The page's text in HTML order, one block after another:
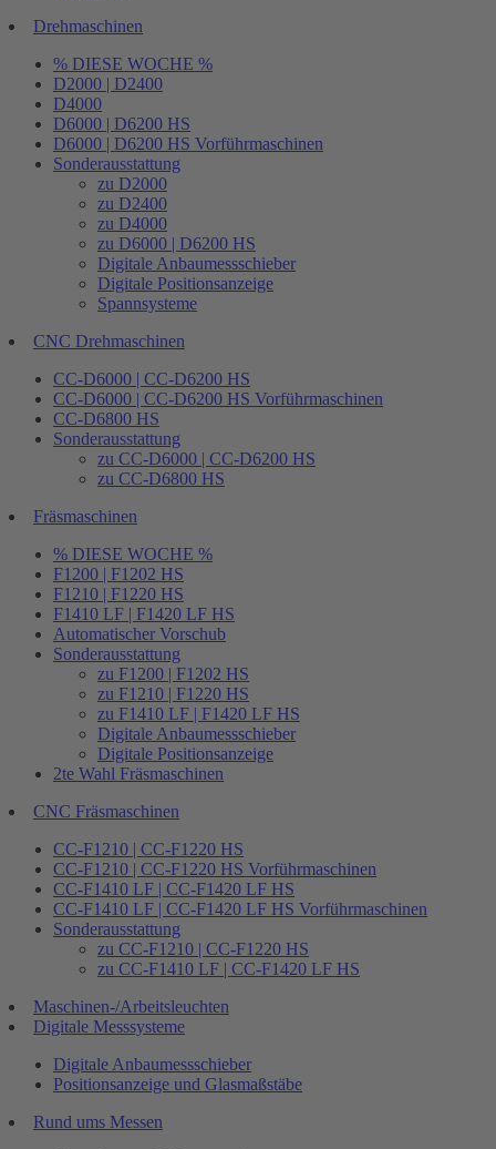
Drehmaschinen
% DIESE WOCHE %
D2000 | D2400
D4000
D6000 | D6200 HS
D6000 | D6200 HS Vorführmaschinen
Sonderausstattung
zu D2000
zu D2400
zu D4000
zu D6000 | D6200 HS
Digitale Anbaumessschieber
Digitale Positionsanzeige
Spannsysteme
CNC Drehmaschinen
CC-D6000 | CC-D6200 HS
CC-D6000 | CC-D6200 HS Vorführmaschinen
CC-D6800 HS
Sonderausstattung
zu CC-D6000 | CC-D6200 HS
zu CC-D6800 HS
Fräsmaschinen
% DIESE WOCHE %
F1200 | F1202 HS
F1210 | F1220 HS
F1410 LF | F1420 LF HS
Automatischer Vorschub
Sonderausstattung
zu F1200 | F1202 HS
zu F1210 | F1220 HS
zu F1410 LF | F1420 LF HS
Digitale Anbaumessschieber
Digitale Positionsanzeige
2te Wahl Fräsmaschinen
CNC Fräsmaschinen
CC-F1210 | CC-F1220 HS
CC-F1210 | CC-F1220 HS Vorführmaschinen
CC-F1410 LF | CC-F1420 LF HS
CC-F1410 LF | CC-F1420 LF HS Vorführmaschinen
Sonderausstattung
zu CC-F1210 | CC-F1220 HS
zu CC-F1410 LF | CC-F1420 LF HS
Maschinen-/Arbeitsleuchten
Digitale Messsysteme
Digitale Anbaumessschieber
Positionsanzeige und Glasmaßstäbe
Rund ums Messen